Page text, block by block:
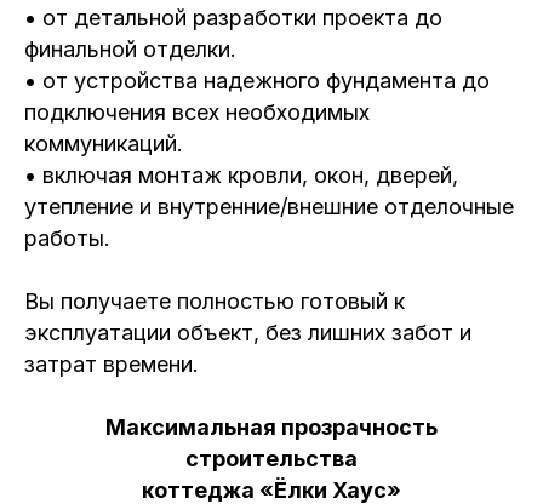
• от детальной разработки проекта до
финальной отделки.
• от устройства надежного фундамента до
подключения всех необходимых
коммуникаций.
• включая монтаж кровли, окон, дверей,
утепление и внутренние/внешние отделочные
работы.
Вы получаете полностью готовый к
эксплуатации объект, без лишних забот и
затрат времени.
Максимальная прозрачность
строительства
коттеджа «Ёлки Хаус»